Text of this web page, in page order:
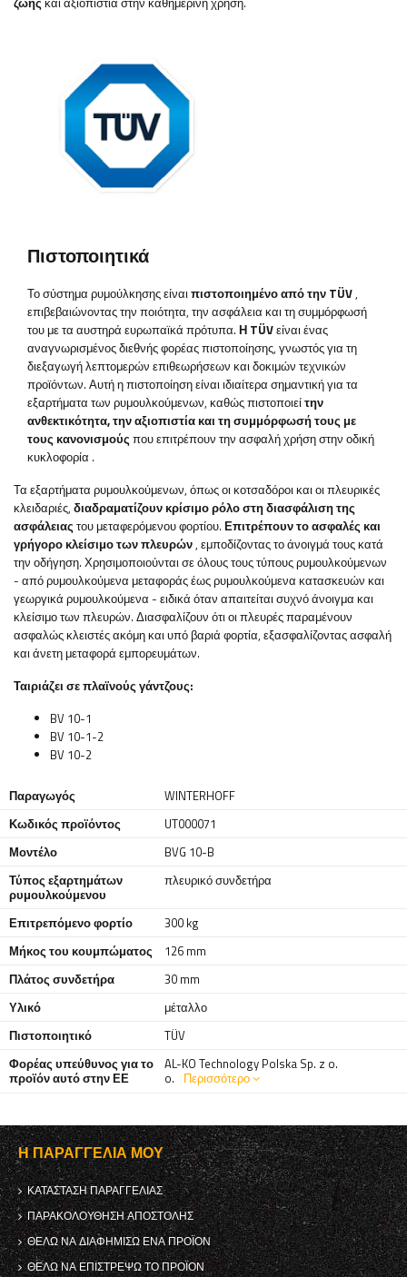
Πιστοποιητικά
Το σύστημα ρυμούλκησης είναιπιστοποιημένο από την TÜV,
επιβεβαιώνοντας την ποιότητα, την ασφάλεια και τη συμμόρφωσή
του με τα αυστηρά ευρωπαϊκά πρότυπα. Η TÜVείναι ένας
αναγνωρισμένος διεθνής φορέας πιστοποίησης, γνωστός για τη
διεξαγωγή λεπτομερών επιθεωρήσεων και δοκιμών τεχνικών
προϊόντων. Αυτή η πιστοποίηση είναι ιδιαίτερα σημαντική για τα
εξαρτήματα των ρυμουλκούμενων, καθώς πιστοποιείτην
ανθεκτικότητα, την αξιοπιστία και τη συμμόρφωσή τους με
τους κανονισμούςπου επιτρέπουν την ασφαλή χρήση στην οδική
κυκλοφορία .
Τα εξαρτήματα ρυμουλκούμενων, όπως οι κοτσαδόροι και οι πλευρικές
κλειδαριές, διαδραματίζουν κρίσιμο ρόλο στη διασφάλιση της
ασφάλειαςτου μεταφερόμενου φορτίου. Επιτρέπουν το ασφαλές και
γρήγορο κλείσιμο των πλευρών, εμποδίζοντας το άνοιγμά τους κατά
την οδήγηση. Χρησιμοποιούνται σε όλους τους τύπους ρυμουλκούμενων
- από ρυμουλκούμενα μεταφοράς έως ρυμουλκούμενα κατασκευών και
γεωργικά ρυμουλκούμενα - ειδικά όταν απαιτείται συχνό άνοιγμα και
κλείσιμο των πλευρών. Διασφαλίζουν ότι οι πλευρές παραμένουν
ασφαλώς κλειστές ακόμη και υπό βαριά φορτία, εξασφαλίζοντας ασφαλή
και άνετη μεταφορά εμπορευμάτων.
Ταιριάζει σε πλαϊνούς γάντζους:
BV 10-1
BV 10-1-2
BV 10-2
Παραγωγός
WINTERHOFF
Κωδικός προϊόντος
UT000071
Μοντέλο
BVG 10-B
Τύπος εξαρτημάτων
ρυμουλκούμενου
πλευρικό συνδετήρα
Επιτρεπόμενο φορτίο
300 kg
Μήκος του κουμπώματος
126 mm
Πλάτος συνδετήρα
30 mm
Υλικό
μέταλλο
Πιστοποιητικό
TÜV
Φορέας υπεύθυνος για το
προϊόν αυτό στην ΕΕ
AL-KO Technology Polska Sp. z o.
o. Περισσότερο
Η ΠΑΡΑΓΓΕΛΊΑ ΜΟΥ
ΚΑΤΆΣΤΑΣΗ ΠΑΡΑΓΓΕΛΊΑΣ
ΠΑΡΑΚΟΛΟΎΘΗΣΗ ΑΠΟΣΤΟΛΉΣ
ΘΈΛΩ ΝΑ ΔΙΑΦΗΜΊΣΩ ΈΝΑ ΠΡΟΪΌΝ
ΘΈΛΩ ΝΑ ΕΠΙΣΤΡΈΨΩ ΤΟ ΠΡΟΪΌΝ